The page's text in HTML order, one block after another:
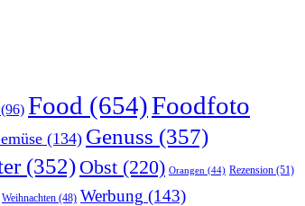
(96) Food (654)Foodfoto
(134) Genuss (357)
(352) Obst (220) Orangen (44) Rezension (51)
Weihnachten (48) Werbung (143)